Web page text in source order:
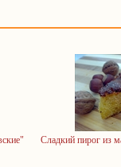
Сладкий пирог из